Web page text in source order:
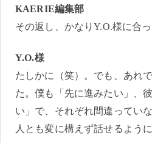
KAERIE編集部
その返し、かなりY.O.様に合っ
Y.O.様
たしかに（笑）。でも、あれ
た。僕も「先に進みたい」、
い」で、それぞれ間違ってい
人とも変に構えず話せるよう